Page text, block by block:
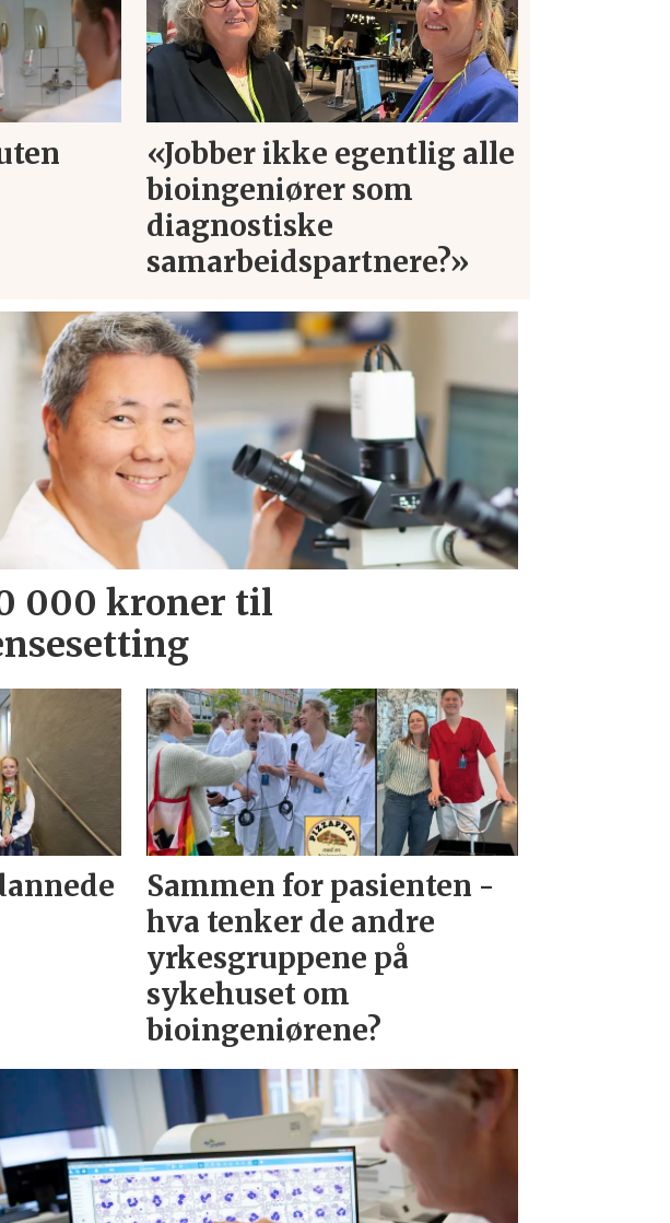
«Jobber ikke egentlig alle
bioingeniører som
diagnostiske
samarbeidspartnere?»
000 kroner til
Sammen for pasienten -
hva tenker de andre
yrkesgruppene på
sykehuset om
bioingeniørene?